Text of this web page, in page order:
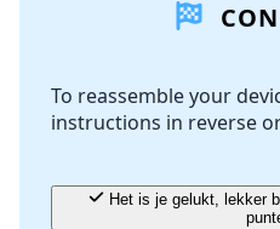
Voeg opmerking toe
To reassemble your
instructions in reverse